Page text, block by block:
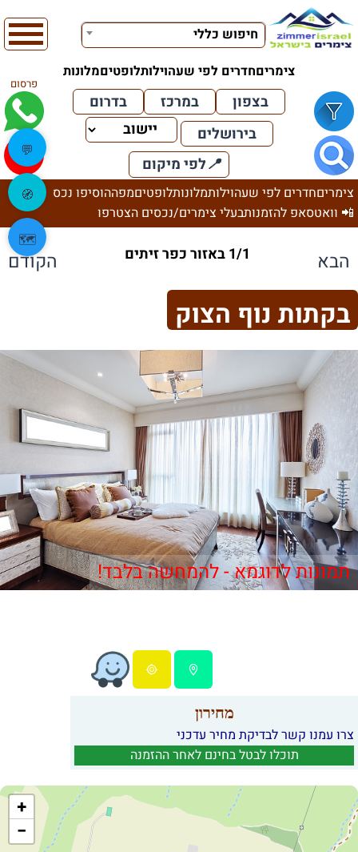
חיפוש כללי
צימריםחדרים לפי שעהוילותלופטיםמלונות
פרסום
בצפון במרכז
בדרום
בירושלים
📍לפי מיקום
צימריםחדרים לפי שעהוילותמלונותלופטיםמפההוסיפו נכס
📲 וואטסאפ להזמנותבעלי צימרים/נכסים הצטרפו
הבא 1/1 באזור כפר זיתים הקודם
בקתות נוף הצוק
תמונות לדוגמא - להמחשה בלבד!
מחירון
צרו עמנו קשר לבדיקת מחיר עדכני
תוכלו לבטל בחינם לאחר ההזמנה
+
−
💬
🧭
🗺️